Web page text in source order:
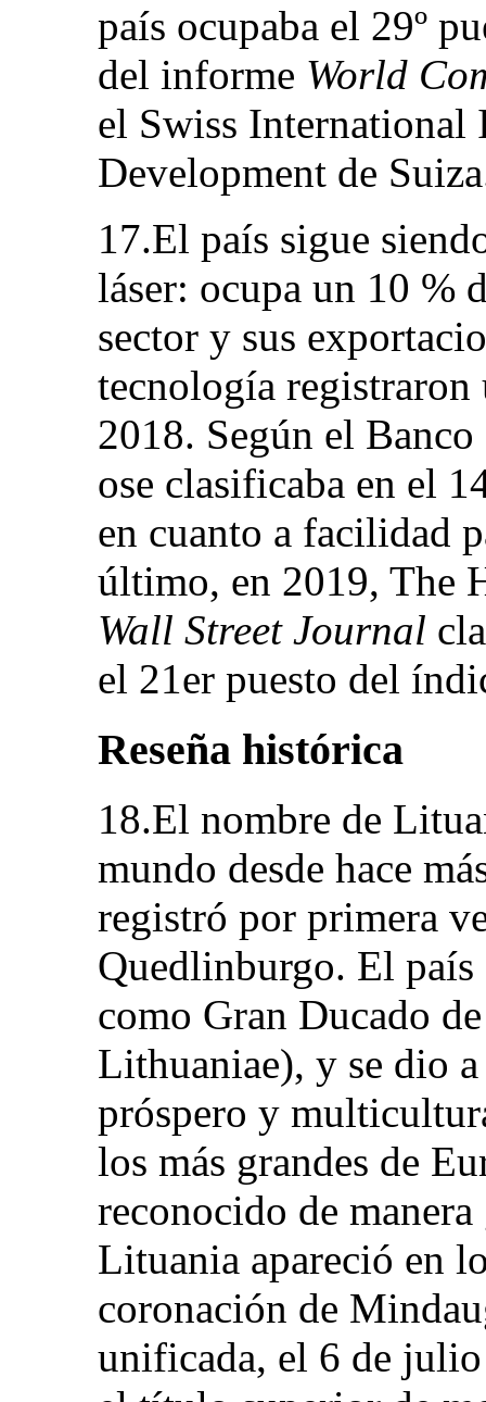
país ocupaba el 29º
del informe World
el Swiss International
Development de
17.El país sigue
láser: ocupa un 10 %
sector y sus
tecnología
2018. Según el
ose clasificaba en el
en cuanto a facilidad
último, en 2019, The
Wall Street Journal
el 21er puesto del
Reseña histórica
18.El nombre de
mundo desde hace
registró por primera
Quedlinburgo. El
como Gran Ducado
Lithuaniae), y se dio
próspero y
los más grandes de
reconocido de
Lituania apareció en
coronación de
unificada, el 6 de